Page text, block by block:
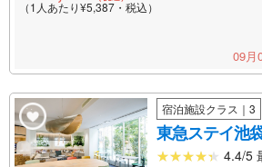
（1人あたり¥5,387・税込）
09月
宿泊施設クラス｜3
東急ステイ池
4.4/5